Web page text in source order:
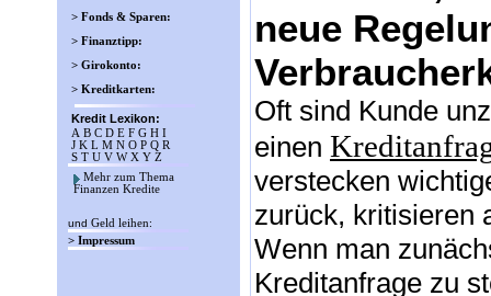
> Fonds & Sparen:
> Finanztipp:
> Girokonto:
> Kreditkarten:
Kredit Lexikon:
A B C D E F G H I
J K L M N O P Q R
S T U V WX Y Z
Mehr zum Thema
Finanzen Kredite
und Geld leihen:
> Impressum
neue
Oft sind Kunde
einen
verstecken
zurück, kritisieren
Wenn man
Kreditanfrage zu